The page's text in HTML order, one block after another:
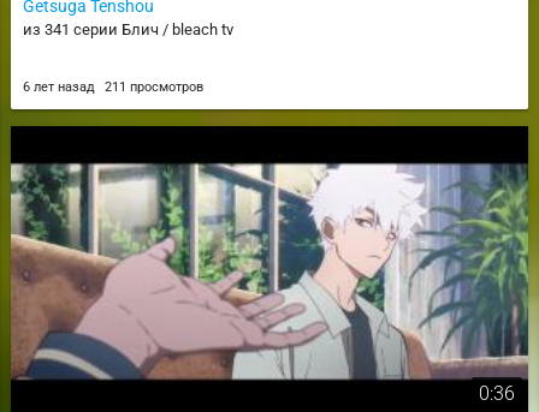
Getsuga Tenshou
из 341 серии Блич / bleach tv
6 лет назад 211 просмотров
0:36